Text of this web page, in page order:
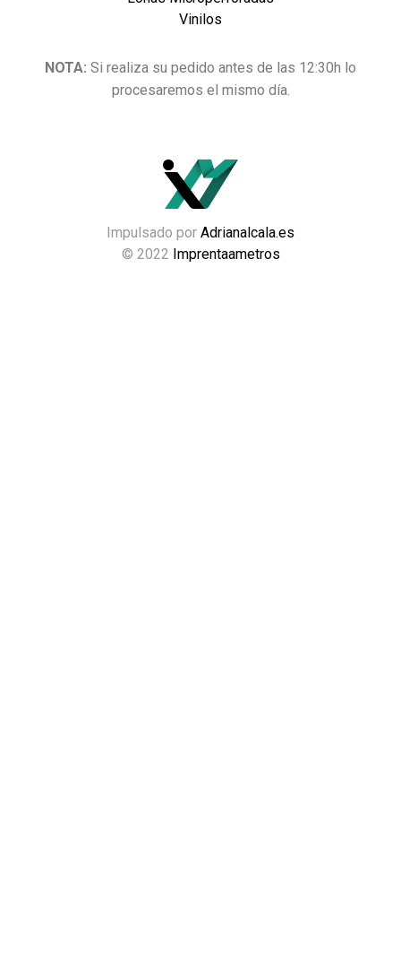
Vinilos
NOTA: Si realiza su pedido antes de las 12:30h lo
procesaremos el mismo día.
© 2022 Imprentaametros
Impulsado por Adrianalcala.es